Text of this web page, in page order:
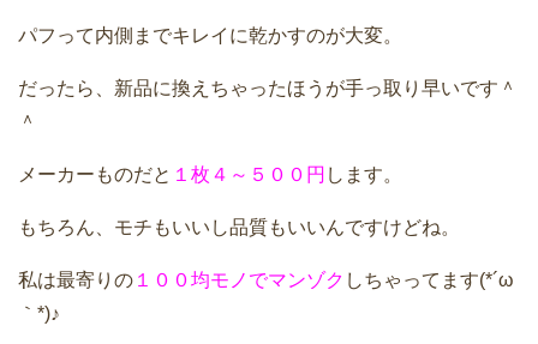
パフって内側までキレイに乾かすのが大変。
だったら、新品に換えちゃったほうが手っ取り早いです＾
＾
メーカーものだと １枚４～５００円 します。
もちろん、モチもいいし品質もいいんですけどね。
私は最寄りの １００均モノでマンゾク しちゃってます(*´ω
｀*)♪